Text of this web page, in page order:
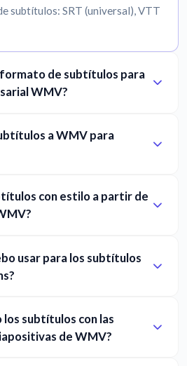
subtítulos: SRT (universal), VTT
formato de subtítulos para
WMV?
a WMV para
con estilo a partir de
usar para los subtítulos
los subtítulos con las
de WMV?